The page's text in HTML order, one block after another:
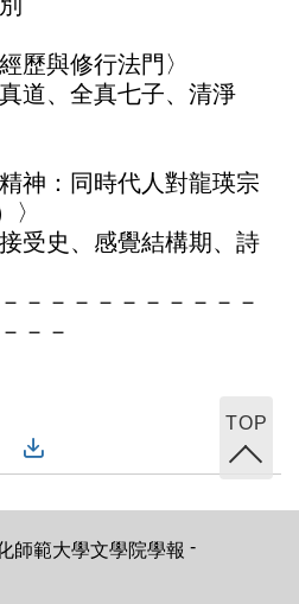
歷與修行法門〉
道、全真七子、清淨
神：同時代人對龍瑛宗
〉
受史、感覺結構期、詩
－－－－－－－－－－
－－
TOP
師範大學文學院學報 -